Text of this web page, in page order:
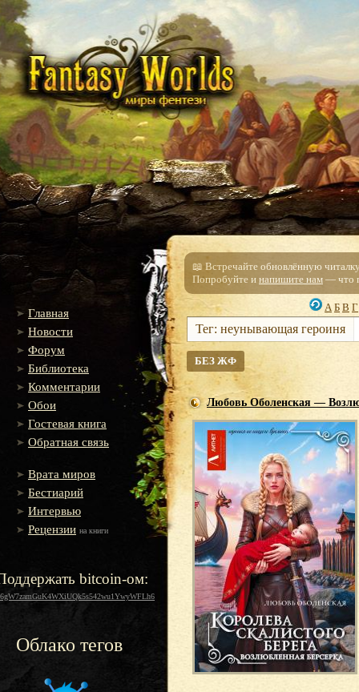
Главная
Новости
Форум
Библиотека
Комментарии
Обои
Гостевая книга
Обратная связь
Врата миров
Бестиарий
Интервью
Рецензии на книги
bitcoin-ом:
Облако тегов
📖 Встречайте обновлённую
Попробуйте и напишите нам — что
А Б В Г
Тег: неунывающая героиня
БЕЗ ЖФ
Любовь Оболенская —